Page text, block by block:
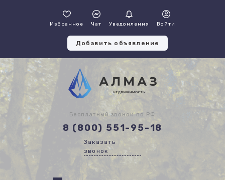
Избранное Чат Уведомления Войти
Добавить объявление
Бесплатный звонок по РФ
8 (800) 551-95-18
Заказать
звонок